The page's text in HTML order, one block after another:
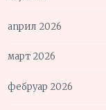
април 2026
март 2026
фебруар 2026